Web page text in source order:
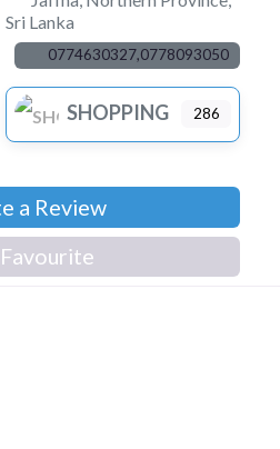
Sri Lanka
0774630327,0778093050
SHOPPING 286
a Review
Favourite